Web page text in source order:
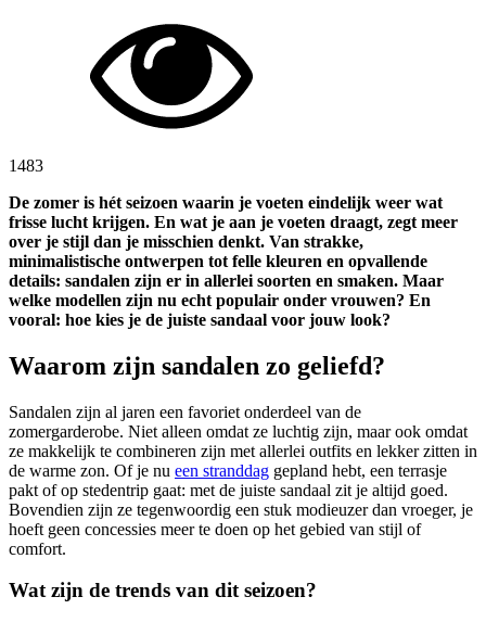
1483
De zomer is hét seizoen waarin je voeten eindelijk weer wat
frisse lucht krijgen. En wat je aan je voeten draagt, zegt meer
over je stijl dan je misschien denkt. Van strakke,
minimalistische ontwerpen tot felle kleuren en opvallende
details: sandalen zijn er in allerlei soorten en smaken. Maar
welke modellen zijn nu echt populair onder vrouwen? En
vooral: hoe kies je de juiste sandaal voor jouw look?
Waarom zijn sandalen zo geliefd?
Sandalen zijn al jaren een favoriet onderdeel van de
zomergarderobe. Niet alleen omdat ze luchtig zijn, maar ook omdat
ze makkelijk te combineren zijn met allerlei outfits en lekker zitten in
de warme zon. Of je nu een stranddag gepland hebt, een terrasje
pakt of op stedentrip gaat: met de juiste sandaal zit je altijd goed.
Bovendien zijn ze tegenwoordig een stuk modieuzer dan vroeger, je
hoeft geen concessies meer te doen op het gebied van stijl of
comfort.
Wat zijn de trends van dit seizoen?